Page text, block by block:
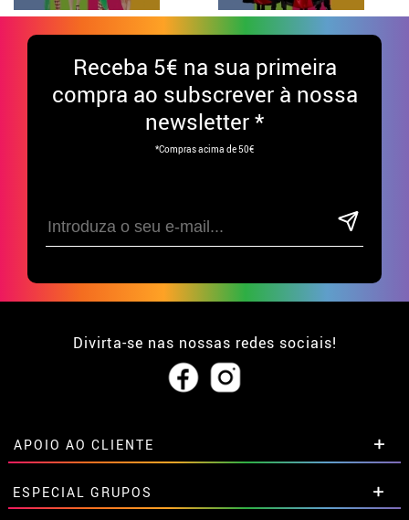
Receba 5€ na sua primeira
compra ao subscrever à nossa
newsletter *
*Compras acima de 50€
Divirta-se nas nossas redes sociais!
APOIO AO CLIENTE
• Sobre nós
• Condições de venda
ESPECIAL GRUPOS